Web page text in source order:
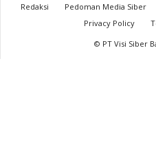
Redaksi Pedoman Media Siber
Privacy Policy
© PT Visi Siber